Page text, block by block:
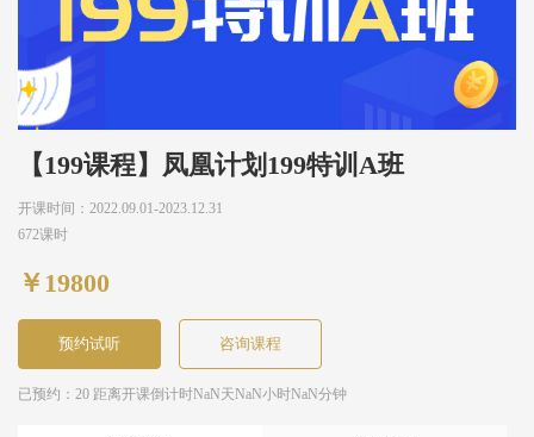
【199课程】凤凰计划199特训A班
开课时间：2022.09.01-2023.12.31
672课时
￥19800
预约试听 咨询课程
已预约：20 距离开课倒计时NaN天NaN小时NaN分钟